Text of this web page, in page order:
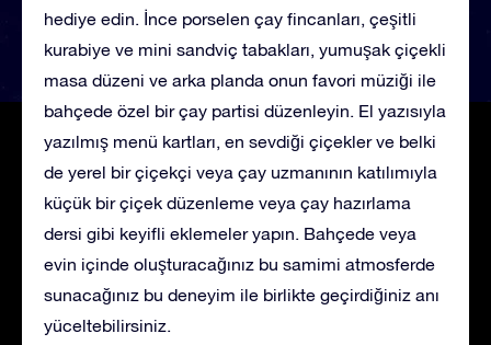
hediye edin. İnce porselen çay fincanları, çeşitli
kurabiye ve mini sandviç tabakları, yumuşak çiçekli
masa düzeni ve arka planda onun favori müziği ile
bahçede özel bir çay partisi düzenleyin. El yazısıyla
yazılmış menü kartları, en sevdiği çiçekler ve belki
de yerel bir çiçekçi veya çay uzmanının katılımıyla
küçük bir çiçek düzenleme veya çay hazırlama
dersi gibi keyifli eklemeler yapın. Bahçede veya
evin içinde oluşturacağınız bu samimi atmosferde
sunacağınız bu deneyim ile birlikte geçirdiğiniz anı
yüceltebilirsiniz.